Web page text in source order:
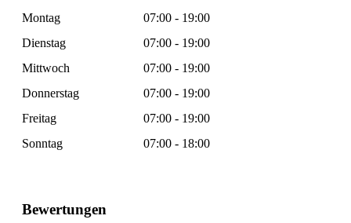
Montag
07:00 - 19:00
Dienstag
07:00 - 19:00
Mittwoch
07:00 - 19:00
Donnerstag
07:00 - 19:00
Freitag
07:00 - 19:00
Sonntag
07:00 - 18:00
Bewertungen